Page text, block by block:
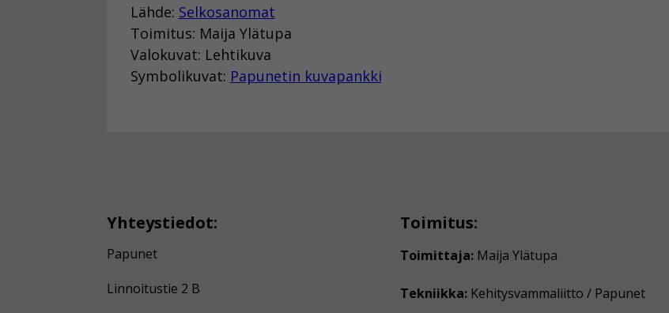
Lähde: Selkosanomat
Toimitus: Maija Ylätupa
Valokuvat: Lehtikuva
Symbolikuvat: Papunetin kuvapankki
Yhteystiedot:
Papunet
Linnoitustie 2 B
Toimitus:
Toimittaja: Maija Ylätupa
Tekniikka: Kehitysvammaliitto / Papunet